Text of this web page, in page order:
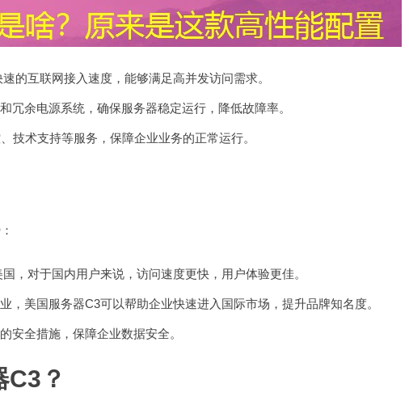
的互联网接入速度，能够满足高并发访问需求。
冗余电源系统，确保服务器稳定运行，降低故障率。
技术支持等服务，保障企业业务的正常运行。
，对于国内用户来说，访问速度更快，用户体验更佳。
，美国服务器C3可以帮助企业快速进入国际市场，提升品牌知名度。
安全措施，保障企业数据安全。
C3？